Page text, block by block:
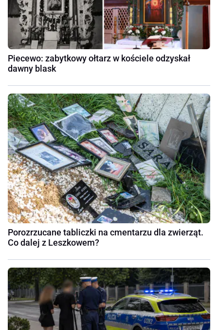
Piecewo: zabytkowy ołtarz w kościele odzyskał
dawny blask
Porozrzucane tabliczki na cmentarzu dla zwierząt.
Co dalej z Leszkowem?